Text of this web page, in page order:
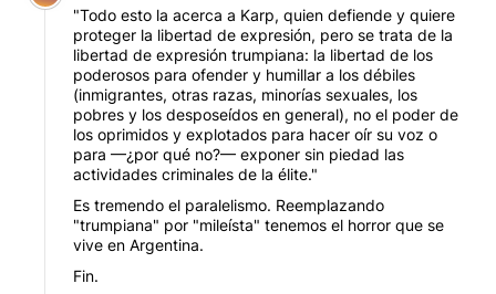
"Todo esto la acerca a Karp, quien defiende y quiere
proteger la libertad de expresión, pero se trata de la
libertad de expresión trumpiana: la libertad de los
poderosos para ofender y humillar a los débiles
(inmigrantes, otras razas, minorías sexuales, los
pobres y los desposeídos en general), no el poder de
los oprimidos y explotados para hacer oír su voz o
para —¿por qué no?— exponer sin piedad las
actividades criminales de la élite."
Es tremendo el paralelismo. Reemplazando
"trumpiana" por "mileísta" tenemos el horror que se
vive en Argentina.
Fin.